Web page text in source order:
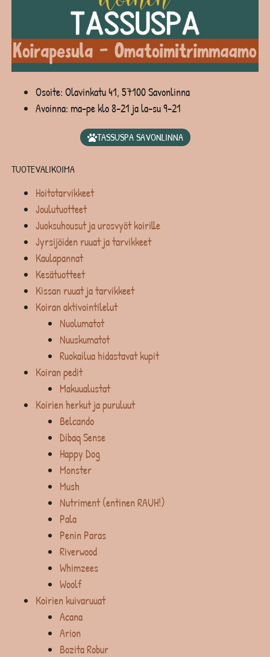
Osoite: Olavinkatu 41, 57100 Savonlinna
Avoinna: ma-pe klo 8-21 ja la-su 9-21
TASSUSPA SAVONLINNA
TUOTEVALIKOIMA
Hoitotarvikkeet
Joulutuotteet
Juoksuhousut ja urosvyöt koirille
Jyrsijöiden ruuat ja tarvikkeet
Kaulapannat
Kesätuotteet
Kissan ruuat ja tarvikkeet
Koiran aktivointilelut
Nuolumatot
Nuuskumatot
Ruokailua hidastavat kupit
Koiran pedit
Makuualustat
Koirien herkut ja puruluut
Belcando
Dibaq Sense
Happy Dog
Monster
Mush
Nutriment (entinen RAUH!)
Pala
Penin Paras
Riverwood
Whimzees
Woolf
Koirien kuivaruuat
Acana
Arion
Bozita Robur